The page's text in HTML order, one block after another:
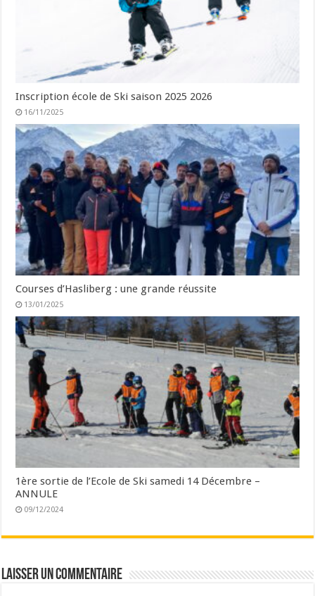
Inscription école de Ski saison 2025 2026
16/11/2025
Courses d’Hasliberg : une grande réussite
13/01/2025
1ère sortie de l’Ecole de Ski samedi 14 Décembre –
ANNULE
09/12/2024
Laisser un commentaire